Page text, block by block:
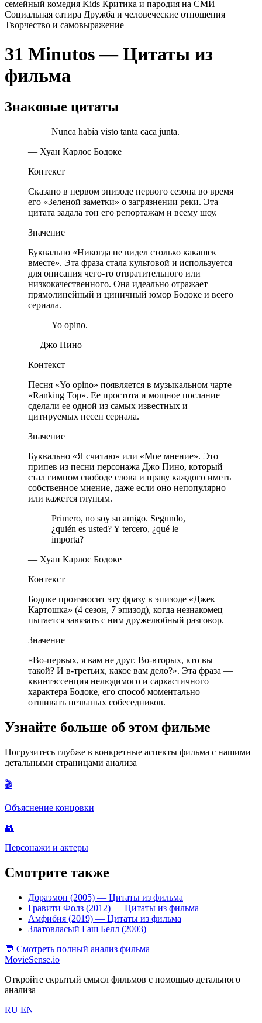
семейный комедия Kids Критика и пародия на СМИ
Социальная сатира Дружба и человеческие отношения
Творчество и самовыражение
31 Minutos — Цитаты из
фильма
Знаковые цитаты
Nunca había visto tanta caca junta.
— Хуан Карлос Бодоке
Контекст
Сказано в первом эпизоде первого сезона во время
его «Зеленой заметки» о загрязнении реки. Эта
цитата задала тон его репортажам и всему шоу.
Значение
Буквально «Никогда не видел столько какашек
вместе». Эта фраза стала культовой и используется
для описания чего-то отвратительного или
низкокачественного. Она идеально отражает
прямолинейный и циничный юмор Бодоке и всего
сериала.
Yo opino.
— Джо Пино
Контекст
Песня «Yo opino» появляется в музыкальном чарте
«Ranking Top». Ее простота и мощное послание
сделали ее одной из самых известных и
цитируемых песен сериала.
Значение
Буквально «Я считаю» или «Мое мнение». Это
припев из песни персонажа Джо Пино, который
стал гимном свободе слова и праву каждого иметь
собственное мнение, даже если оно непопулярно
или кажется глупым.
Primero, no soy su amigo. Segundo,
¿quién es usted? Y tercero, ¿qué le
importa?
— Хуан Карлос Бодоке
Контекст
Бодоке произносит эту фразу в эпизоде «Джек
Картошка» (4 сезон, 7 эпизод), когда незнакомец
пытается завязать с ним дружелюбный разговор.
Значение
«Во-первых, я вам не друг. Во-вторых, кто вы
такой? И в-третьих, какое вам дело?». Эта фраза —
квинтэссенция нелюдимого и саркастичного
характера Бодоке, его способ моментально
отшивать незваных собеседников.
Узнайте больше об этом фильме
Погрузитесь глубже в конкретные аспекты фильма с нашими
детальными страницами анализа
🎬
Объяснение концовки
👥
Персонажи и актеры
Смотрите также
Дораэмон (2005) — Цитаты из фильма
Гравити Фолз (2012) — Цитаты из фильма
Амфибия (2019) — Цитаты из фильма
Златовласый Гаш Белл (2003)
💬 Смотреть полный анализ фильма
MovieSense.io
Откройте скрытый смысл фильмов с помощью детального
анализа
RU EN